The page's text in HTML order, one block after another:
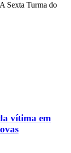
Sexta Turma do
vítima em